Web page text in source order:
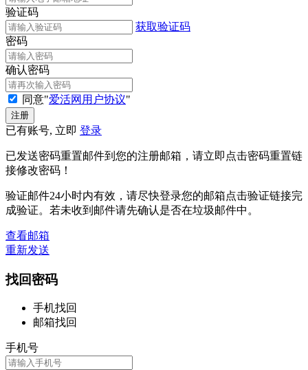
验证码
获取验证码
密码
确认密码
同意"爱活网用户协议"
已有账号, 立即 登录
已发送密码重置邮件到您的注册邮箱，请立即点击密码重置链
接修改密码！
验证邮件24小时内有效，请尽快登录您的邮箱点击验证链接完
成验证。若未收到邮件请先确认是否在垃圾邮件中。
查看邮箱
重新发送
找回密码
手机找回
邮箱找回
手机号